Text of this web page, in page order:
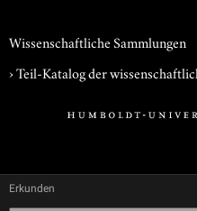
Wissenschaftliche Sammlungen
› Teil-Katalog der
Erkunden